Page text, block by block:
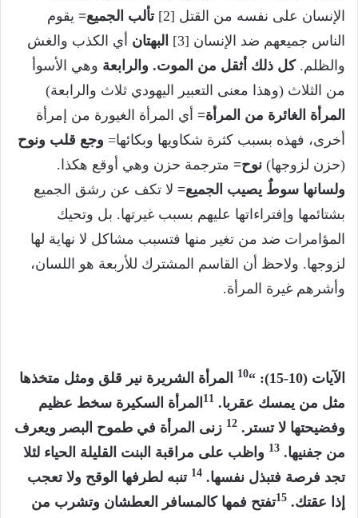
الإنسان على نفسه من القتل [2]
تألب الجميع= يقوم
الناس جميعهم ضد الإنسان [3]
البهتان أي الكذب والغش
والظلم.كل ذلك أثقل من الموت. والرابعة وهي الأسوأ
من الثلاث (وهذا معنى التعبير اليهودي ثلاث والرابعة)
المرأة الغائرة من المرأة= أي المرأة الغيورة من إمرأة
أخرى، فهذه بسبب كثرة شكاويها وبكائها= وجع قلب ونوح
(حزن لزوجها) نوح= مترجمة حزن وهي أوقع هكذا.
ولسانها سوطٌ يصيب الجميع= لا تكف عن رشق الجميع
بشتائمها وإفتراءاتها عليهم بسبب غيرتها. بل وتحيك
المؤامرات ضد من تغير منها فتسبب مشاكل لا نهاية لها
لزوجها. ولاحظ أن القاسم المشترك للأربعة هو اللسان،
وأشرهم غيرة المرأة.
الآيات (10-15): “ 10
المرأة الشريرة نير قلق ومثل متخذها
مثل من يمسك عقربا. 11 المرأة السكيرة سخط عظيم
وفضيحتها لا تستر. 12 زنى المرأة في طموح البصر ويعرف
من جفنيها. 13 واظب على مراقبة البنت القليلة الحياء لئلا
تجد فرصة فتبذل نفسها. 14 تنبه لطرفها الوقح ولا تعجب
إذا عقتك. 15تفتح فمها كالمسافر العطشان وتشرب من